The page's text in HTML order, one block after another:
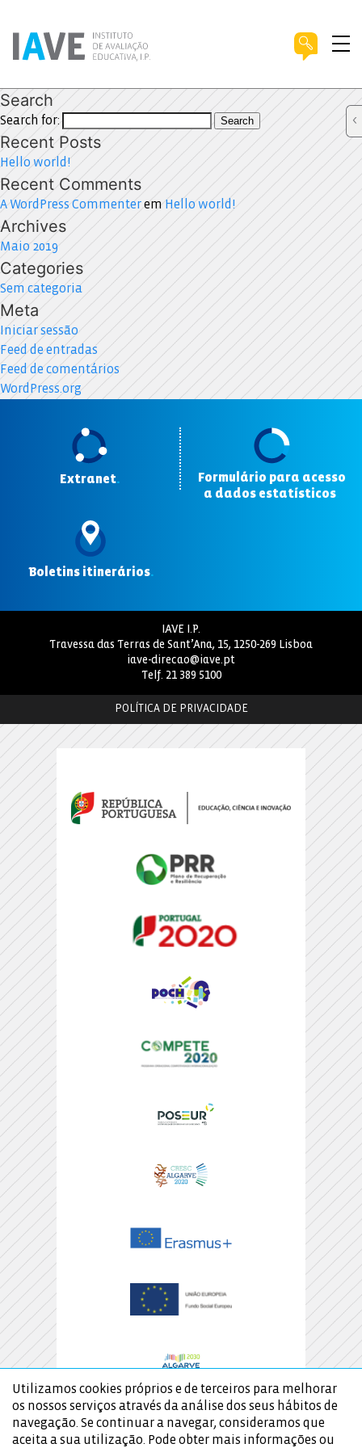
Search
Search for: Search
Recent Posts
Hello world!
Recent Comments
A WordPress Commenterem Hello world!
Archives
Maio 2019
Categories
Sem categoria
Meta
Iniciar sessão
Feed de entradas
Feed de comentários
WordPress.org
Extranet.
Formulário para acesso
a dados estatísticos
Boletins itinerários.
IAVE I.P.
Travessa das Terras de Sant’Ana, 15, 1250-269 Lisboa
iave-direcao@iave.pt
Telf. 21 389 5100
POLÍTICA DE PRIVACIDADE
Utilizamos cookies próprios e de terceiros para melhorar
os nossos serviços através da análise dos seus hábitos de
navegação. Se continuar a navegar, consideramos que
aceita a sua utilização. Pode obter mais informações ou